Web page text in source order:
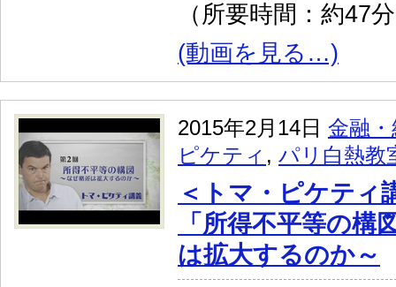
（所要時間：約47
(動画を見る…)
2015年2月14日 金融
ピケティ , パリ白熱教
＜トマ・ピケティ
「所得不平等の構
は拡大するのか～